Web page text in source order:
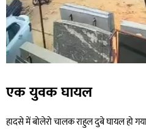
एक युवक घायल
हादसे में बोलेरो चालक राहुल दुबे घायल हो